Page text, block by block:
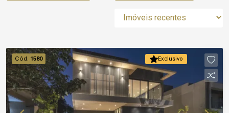
Exclusivo
Cód. 1580